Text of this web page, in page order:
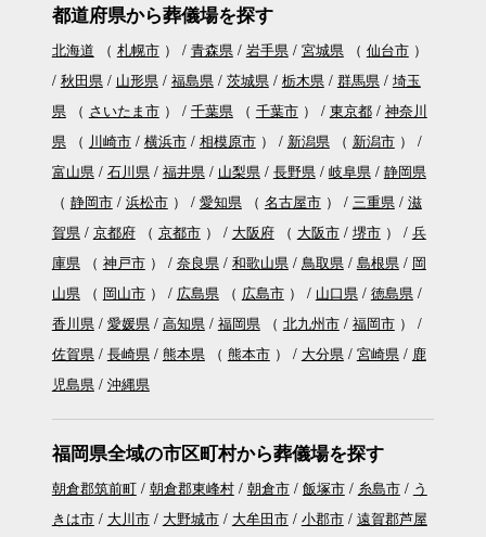
都道府県から葬儀場を探す
北海道 （ 札幌市） 青森県 岩手県 宮城県（ 仙台市）
秋田県
山形県 福島県 茨城県 栃木県 群馬県
埼玉
県（ さいたま市） 千葉県（ 千葉市） 東京都
神奈川
県（ 川崎市 横浜市 相模原市） 新潟県（ 新潟市）
富山県
石川県 福井県 山梨県 長野県 岐阜県
静岡県
（ 静岡市 浜松市） 愛知県（ 名古屋市） 三重県
滋
賀県
京都府（ 京都市） 大阪府（ 大阪市 堺市）
兵
庫県（ 神戸市） 奈良県 和歌山県 鳥取県 島根県
岡
山県（ 岡山市） 広島県（ 広島市） 山口県
徳島県
香川県
愛媛県 高知県 福岡県（ 北九州市 福岡市）
佐賀県
長崎県 熊本県（ 熊本市） 大分県 宮崎県
鹿
児島県
沖縄県
福岡県全域の市区町村から葬儀場を探す
朝倉郡筑前町 朝倉郡東峰村 朝倉市 飯塚市 糸島市
う
きは市
大川市 大野城市 大牟田市 小郡市
遠賀郡芦屋